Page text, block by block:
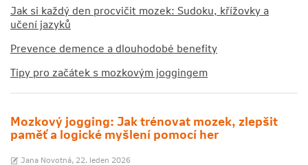
Jak si každý den procvičit mozek: Sudoku, křížovky a
učení jazyků
Prevence demence a dlouhodobé benefity
Tipy pro začátek s mozkovým joggingem
Mozkový jogging: Jak trénovat mozek, zlepšit
paměť a logické myšlení pomocí her
Jana Novotná, 22. leden 2026